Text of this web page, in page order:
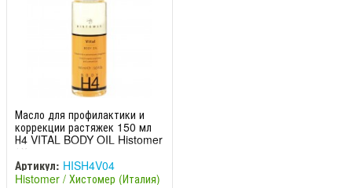
Масло для профилактики и
коррекции растяжек 150 мл
Н4 VITAL BODY OIL Histomer
/ Хистомер
Артикул: HISH4V04
Histomer / Хистомер (Италия)